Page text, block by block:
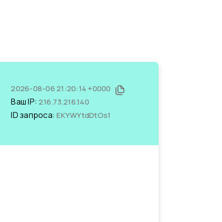
2026-08-06 21:20:14 +0000
Ваш IP:216.73.216.140
ID запроса:EKYWYtdDtOs1